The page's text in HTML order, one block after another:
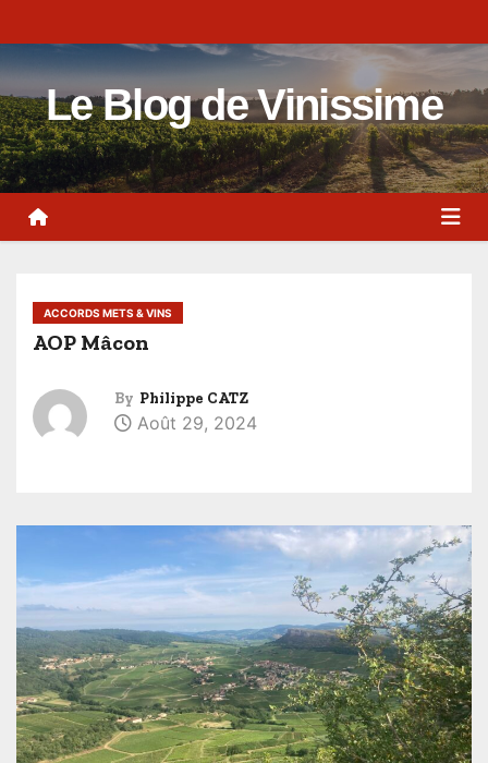
k
i
p
t
o
c
Le Blog de Vinissime
ACCORDS METS & VINS
AOP Mâcon
By Philippe CATZ
Août 29, 2024